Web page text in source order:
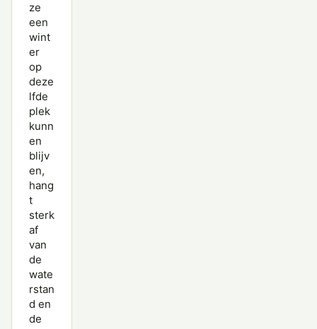
ze
een
wint
er
op
deze
lfde
plek
kunn
en
blijv
en,
hang
t
sterk
af
van
de
wate
rstan
d en
de